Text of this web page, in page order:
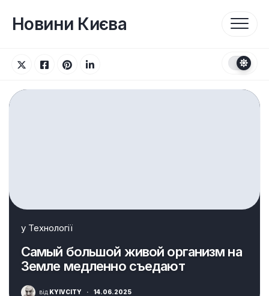
вмістуНовини Києва
у Технології
Самый большой живой организм на
Земле медленно съедают
від KYIVCITY · 14.06.2025